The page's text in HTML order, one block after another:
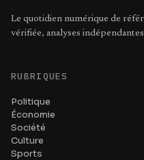
Le quotidien numérique de
vérifiée, analyses
RUBRIQUES
Politique
Économie
Société
Culture
Sports